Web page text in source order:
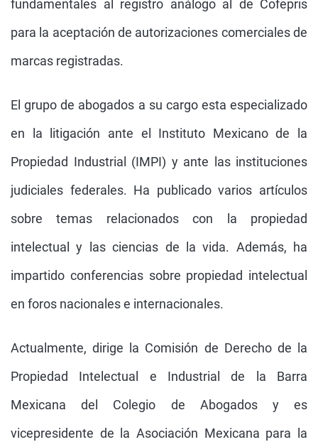
fundamentales al registro análogo al de Cofepris
para la aceptación de autorizaciones comerciales de
marcas registradas.
El grupo de abogados a su cargo esta especializado
en la litigación ante el Instituto Mexicano de la
Propiedad Industrial (IMPI) y ante las instituciones
judiciales federales. Ha publicado varios artículos
sobre temas relacionados con la propiedad
intelectual y las ciencias de la vida. Además, ha
impartido conferencias sobre propiedad intelectual
en foros nacionales e internacionales.
Actualmente, dirige la Comisión de Derecho de la
Propiedad Intelectual e Industrial de la Barra
Mexicana del Colegio de Abogados y es
vicepresidente de la Asociación Mexicana para la